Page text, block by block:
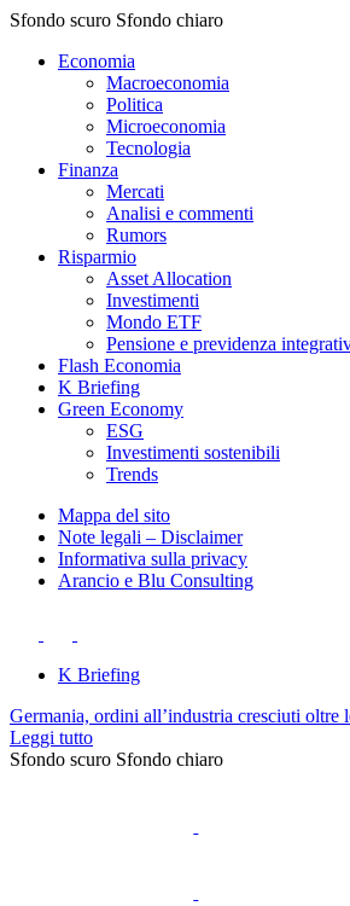
Sfondo scuro Sfondo chiaro
Economia
Macroeconomia
Politica
Microeconomia
Tecnologia
Finanza
Mercati
Analisi e commenti
Rumors
Risparmio
Asset Allocation
Investimenti
Mondo ETF
Pensione e previdenza
Flash Economia
K Briefing
Green Economy
ESG
Investimenti sostenibili
Trends
Mappa del sito
Note legali – Disclaimer
Informativa sulla privacy
Arancio e Blu Consulting
K Briefing
Germania, ordini all’industria cresciuti oltre
Leggi tutto
Sfondo scuro Sfondo chiaro